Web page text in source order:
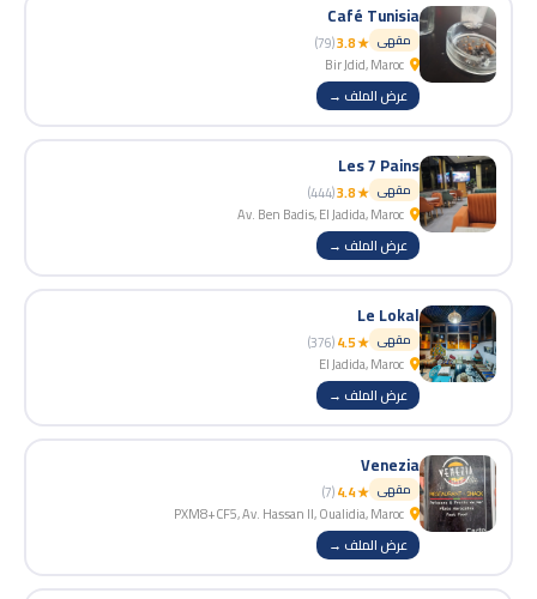
Café Tunisia
مقهى ★ 3.8
(79)
عرض الملف →
Les 7 Pains
مقهى ★ 3.8
(444)
عرض الملف →
Le Lokal
مقهى ★ 4.5
(376)
عرض الملف →
Venezia
مقهى ★ 4.4
(7)
عرض الملف →